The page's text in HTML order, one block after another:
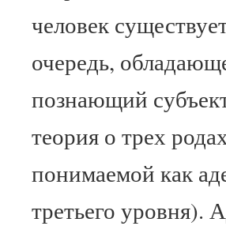
человек
очередь,
познающий
теория о трех
понимаемой как
третьего уровня).